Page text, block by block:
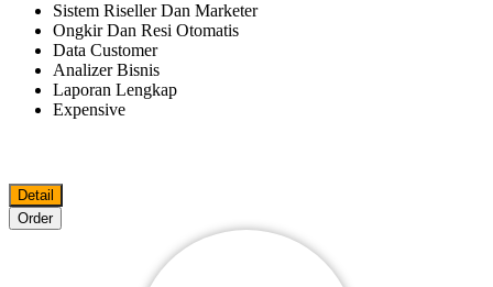
Sistem Riseller Dan Marketer
Ongkir Dan Resi Otomatis
Data Customer
Analizer Bisnis
Laporan Lengkap
Expensive
Detail
Order